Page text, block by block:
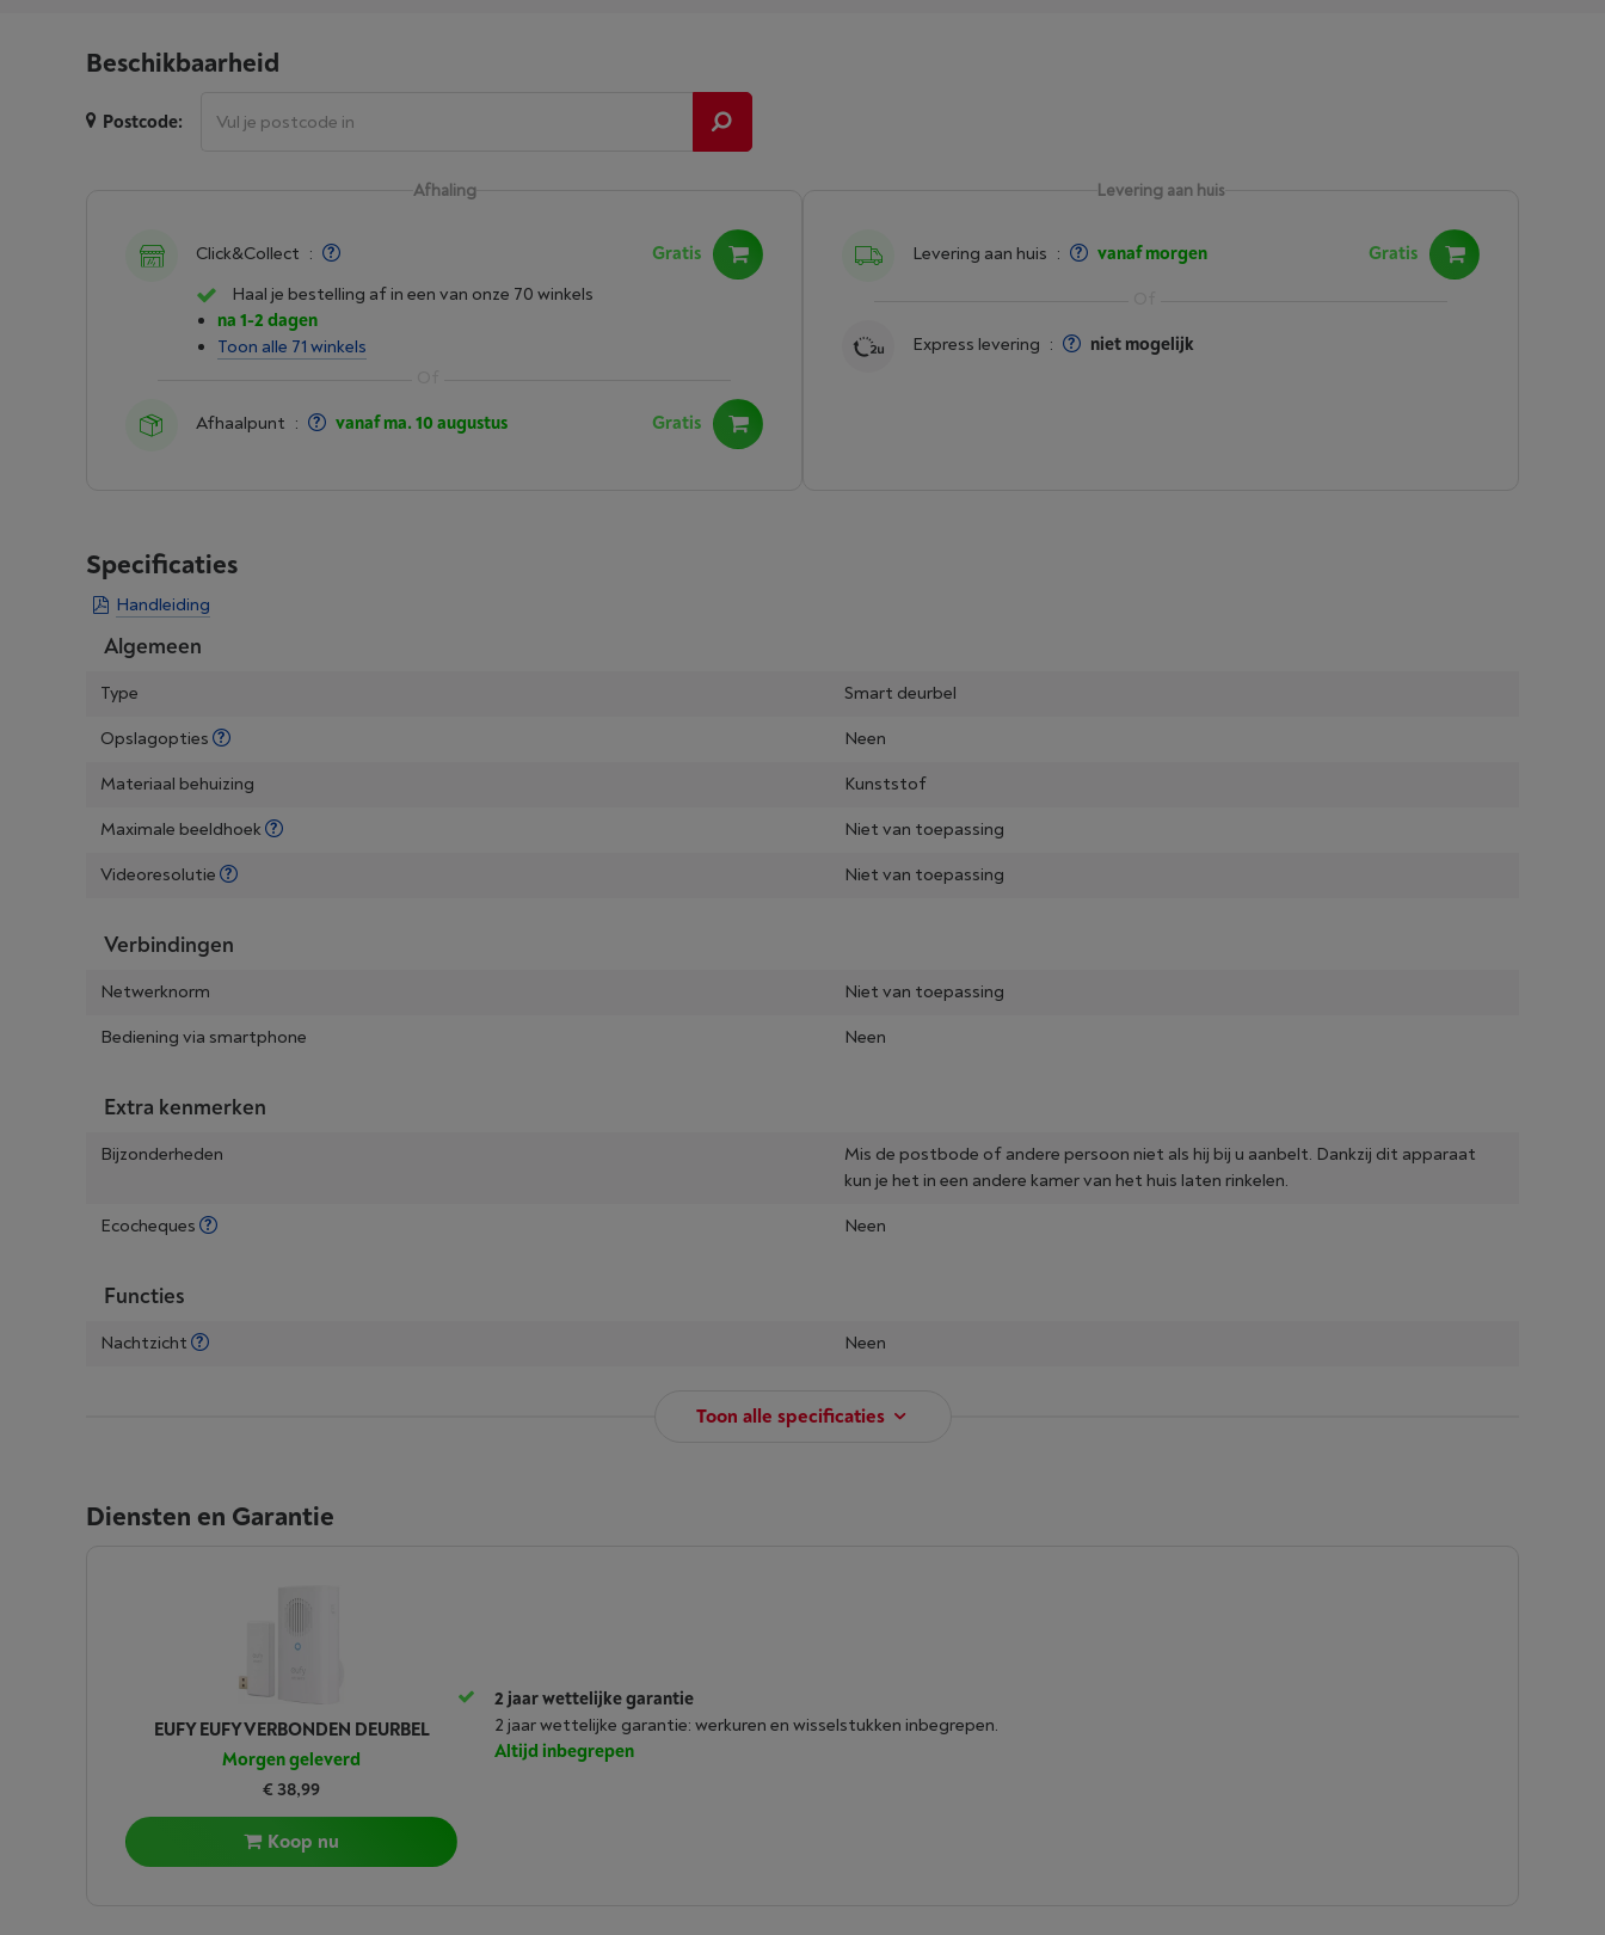
Beschikbaarheid
Postcode:
Levering aan huis
Levering aan huis : vanaf morgen Gratis
Express levering : niet mogelijk
Afhaling
Click&Collect :
Gratis
Haal je bestelling af in een van onze 70 winkels
na 1-2 dagen
Toon alle 71 winkels
Afhaalpunt : vanaf ma. 10 augustus Gratis
Specificaties
Handleiding
Algemeen
Type
Smart deurbel
Opslagopties
Neen
Materiaal behuizing
Kunststof
Maximale beeldhoek
Niet van toepassing
Videoresolutie
Niet van toepassing
Verbindingen
Netwerknorm
Niet van toepassing
Bediening via smartphone
Neen
Extra kenmerken
Bijzonderheden
Mis de postbode of andere persoon niet als hij bij u aanbelt. Dankzij dit apparaat
kun je het in een andere kamer van het huis laten rinkelen.
Ecocheques
Neen
Functies
Nachtzicht Neen
Toon alle specificaties
Diensten en Garantie
EUFY EUFY VERBONDEN DEURBEL
Morgen geleverd
€ 38,99
Koop nu
2 jaar wettelijke garantie
2 jaar wettelijke garantie: werkuren en wisselstukken inbegrepen.
Altijd inbegrepen